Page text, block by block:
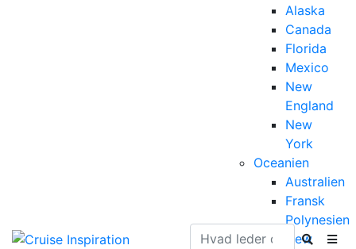
Alaska
Canada
Florida
Mexico
New
England
New
York
Oceanien
Australien
Fransk
Polynesien
New